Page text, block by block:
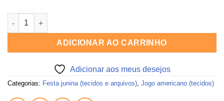
Tecido jogo americano FESTA JUNINA quantidade
ADICIONAR AO CARRINHO
Adicionar aos meus desejos
Categorias: Festa junina (tecidos e arquivos) Jogo americano (tecidos)